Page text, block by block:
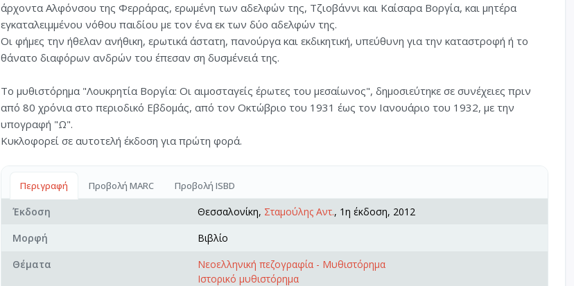
άρχοντα Αλφόνσου της Φερράρας, ερωμένη των αδελφών της, Τζιοβάννι και Καίσαρα Βοργία, και μητέρα
εγκαταλειμμένου νόθου παιδίου με τον ένα εκ των δύο αδελφών της.
Οι φήμες την ήθελαν ανήθικη, ερωτικά άστατη, πανούργα και εκδικητική, υπεύθυνη για την καταστροφή ή το
θάνατο διαφόρων ανδρών του έπεσαν ση δυσμένειά της.
Το μυθιστόρημα "Λουκρητία Βοργία: Οι αιμοσταγείς έρωτες του μεσαίωνος", δημοσιεύτηκε σε συνέχειες πριν
από 80 χρόνια στο περιοδικό Εβδομάς, από τον Οκτώβριο του 1931 έως τον Ιανουάριο του 1932, με την
υπογραφή "Ω".
Κυκλοφορεί σε αυτοτελή έκδοση για πρώτη φορά.
Περιγραφή Προβολή MARC Προβολή ISBD
Έκδοση Θεσσαλονίκη, Σταμούλης Αντ., 1η έκδοση, 2012
Μορφή
Βιβλίο
Θέματα
Νεοελληνική πεζογραφία - Μυθιστόρημα
Ιστορικό μυθιστόρημα